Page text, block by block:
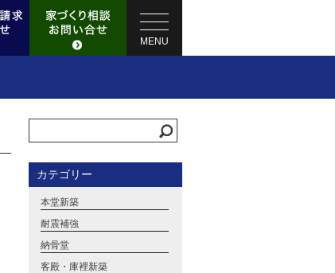
MENU
カテゴリー
本堂新築
耐震補強
納骨堂
客殿・庫裡新築